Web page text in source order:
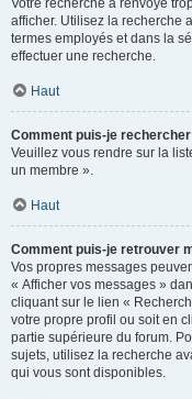
Votre recherche a renvoyé
afficher. Utilisez la recherche
termes employés et dans la
effectuer une recherche.
Haut
Comment puis-je
Veuillez vous rendre sur la
un membre ».
Haut
Comment puis-je retrouver
Vos propres messages
« Afficher vos messages »
cliquant sur le lien «
votre propre profil ou soit en
partie supérieure du forum.
sujets, utilisez la recherche
qui vous sont disponibles.